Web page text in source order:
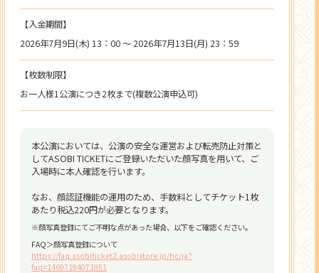
【入金期間】
2026年7月9日(木) 13：00 ～ 2026年7月13日(月) 23：59
【枚数制限】
お一人様1公演につき2枚まで(複数公演申込可)
本公演においては、公演の安全な運営および転売防止対策と
してASOBI TICKETにご登録いただいた顔写真を用いて、ご
入場時に本人確認を行います。
なお、顔認証機能の運用のため、手数料としてチケット1枚
あたり税込220円が必要となります。
※顔写真登録にてご不明な点があった場合、以下をご確認ください。
FAQ＞顔写真登録について
https://faq.asobiticket2.asobistore.jp/hc/ja?
faq=14697194071951